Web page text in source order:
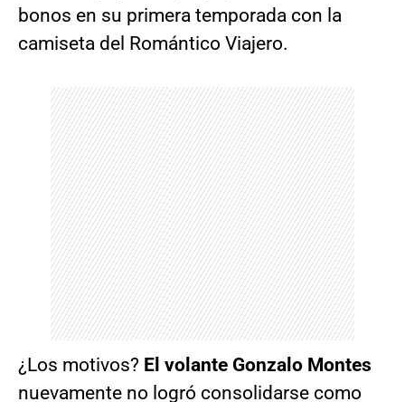
bonos en su primera temporada con la
camiseta del Romántico Viajero.
¿Los motivos? El volante Gonzalo Montes
nuevamente no logró consolidarse como